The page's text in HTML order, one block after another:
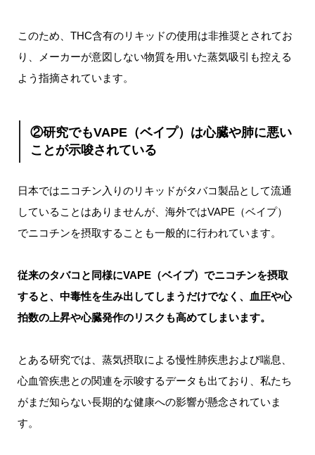
このため、THC含有のリキッドの使用は非推奨とされてお
り、メーカーが意図しない物質を用いた蒸気吸引も控える
よう指摘されています。
②研究でもVAPE（ベイプ）は心臓や肺に悪い
ことが示唆されている
日本ではニコチン入りのリキッドがタバコ製品として流通
していることはありませんが、海外ではVAPE（ベイプ）
でニコチンを摂取することも一般的に行われています。
従来のタバコと同様にVAPE（ベイプ）でニコチンを摂取
すると、中毒性を生み出してしまうだけでなく、血圧や心
拍数の上昇や心臓発作のリスクも高めてしまいます。
とある研究では、蒸気摂取による慢性肺疾患および喘息、
心血管疾患との関連を示唆するデータも出ており、私たち
がまだ知らない長期的な健康への影響が懸念されていま
す。